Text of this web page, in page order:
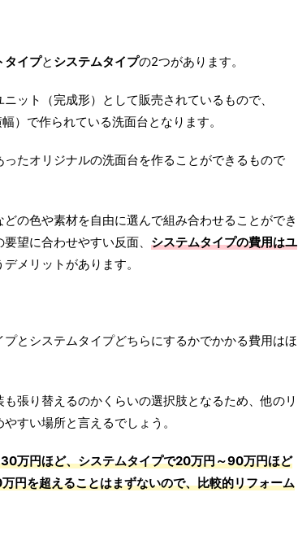
タイプと システムタイプの2つがあります。
ット（完成形）として販売されているもので、
）で作られている洗面台となります。
たオリジナルの洗面台を作ることができるもので
の色や素材を自由に選んで組み合わせることができ
望に合わせやすい反面、 システムタイプの費用はユ
メリットがあります。
とシステムタイプどちらにするかでかかる費用はほ
張り替えるのかくらいの選択肢となるため、他のリ
すい場所と言えるでしょう。
万円ほど、システムタイプで20万円～90万円ほど
円を超えることはまずないので、比較的リフォーム